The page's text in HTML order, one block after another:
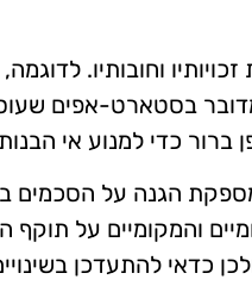
וחובותיו. לדוגמה,
בסטארט-אפים
כדי למנוע אי
הגנה על הסכמים
והמקומיים על תוקף
כדאי להתעדכן